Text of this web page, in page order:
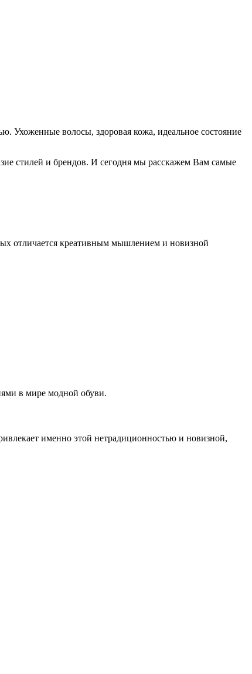
Ухоженные волосы, здоровая кожа, идеальное состояние
стилей и брендов. И сегодня мы расскажем Вам самые
отличается креативным мышлением и новизной
в мире модной обуви.
именно этой нетрадиционностью и новизной,